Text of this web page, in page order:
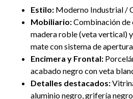
Estilo: Moderno Industrial /
Mobiliario:Combinación
madera roble (veta vertical)
mate con sistema de
Encimera y Frontal:
acabado negro con veta
Detalles destacados:
aluminio negro, grifería